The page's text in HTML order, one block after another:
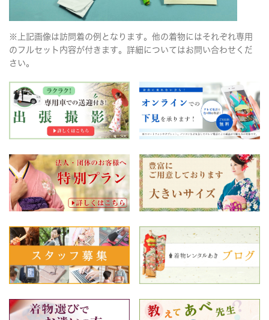
※上記画像は訪問着の例となります。他の着物にはそれぞれ専用
のフルセット内容が付きます。詳細についてはお問い合わせくだ
さい。